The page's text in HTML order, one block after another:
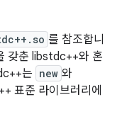
를 참조합니
갖춘 libstdc++와 혼
는 new 와
표준 라이브러리에